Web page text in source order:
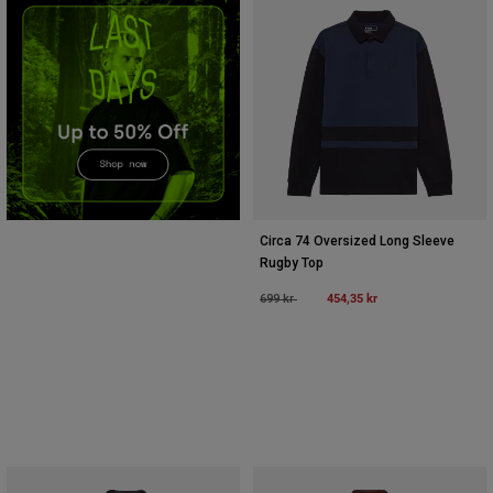
Accessories
All Accessories
Bags & Backpacks
Hats & Caps
Se alle
Circa 74 Oversized Long Sleeve
Rugby Top
Price reduced from
699 krto 454,35 kr